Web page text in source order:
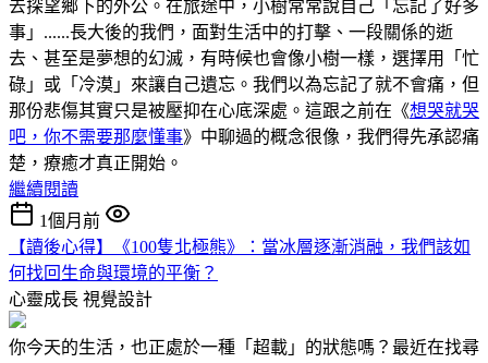
去探望鄉下的外公。在旅途中，小樹常常說自己「忘記了好多
事」......長大後的我們，面對生活中的打擊、一段關係的逝
去、甚至是夢想的幻滅，有時候也會像小樹一樣，選擇用「忙
碌」或「冷漠」來讓自己遺忘。我們以為忘記了就不會痛，但
那份悲傷其實只是被壓抑在心底深處。這跟之前在《想哭就哭
吧，你不需要那麼懂事》中聊過的概念很像，我們得先承認痛
楚，療癒才真正開始。
繼續閱讀
1個月前
【讀後心得】《100隻北極熊》：當冰層逐漸消融，我們該如
何找回生命與環境的平衡？
心靈成長 視覺設計
你今天的生活，也正處於一種「超載」的狀態嗎？最近在找尋